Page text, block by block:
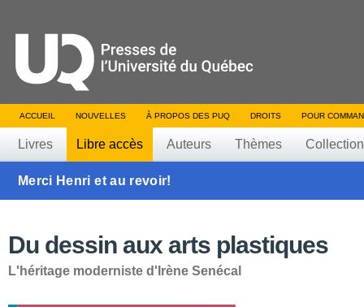
ACCUEIL NOUVELLES À PROPOS DES PUQ DROITS POUR
Livres Libre accès Auteurs Thèmes
Merci Henri et au revoir!
Du dessin aux arts plastiques
L'héritage moderniste d'Irène Senécal